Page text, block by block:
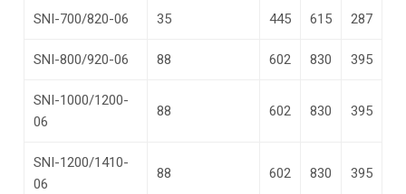
SNI-700/820-06 35 445 615 287
SNI-800/920-06 88 602 830 395
SNI-1000/1200-
06
88 602 830 395
SNI-1200/1410-
06
88 602 830 395